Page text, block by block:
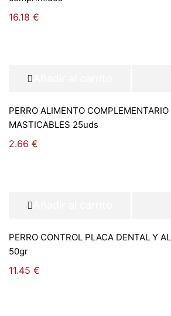
16.18 €
PERRO ALIMENTO COMPLEMENTARIO
MASTICABLES 25uds
2.66 €
PERRO CONTROL PLACA DENTAL Y
50gr
11.45 €